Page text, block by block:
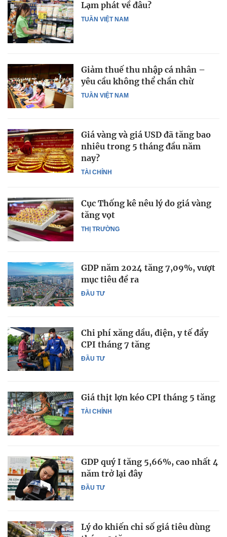
TUẦN VIỆT NAM
Lạm phát về đâu?
TUẦN VIỆT NAM
Giảm thuế thu nhập cá nhân –
yêu cầu không thể chần chừ
TÀI CHÍNH
Giá vàng và giá USD đã tăng bao
nhiêu trong 5 tháng đầu năm
nay?
THỊ TRƯỜNG
Cục Thống kê nêu lý do giá vàng
tăng vọt
ĐẦU TƯ
GDP năm 2024 tăng 7,09%, vượt
mục tiêu đề ra
ĐẦU TƯ
Chi phí xăng dầu, điện, y tế đẩy
CPI tháng 7 tăng
TÀI CHÍNH
Giá thịt lợn kéo CPI tháng 5 tăng
ĐẦU TƯ
GDP quý I tăng 5,66%, cao nhất 4
năm trở lại đây
Lý do khiến chỉ số giá tiêu dùng